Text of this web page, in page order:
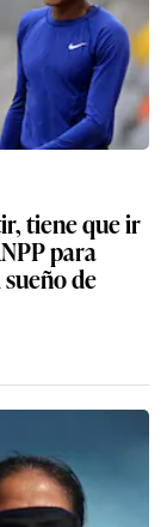
tiene que ir
para
de